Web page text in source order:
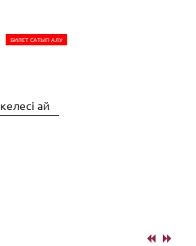
БИЛЕТ САТЫП АЛУ
келесі ай